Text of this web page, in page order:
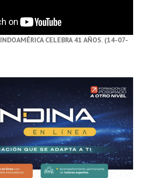
INDOAMÉRICA CELEBRA 41 AÑOS. (14-07-